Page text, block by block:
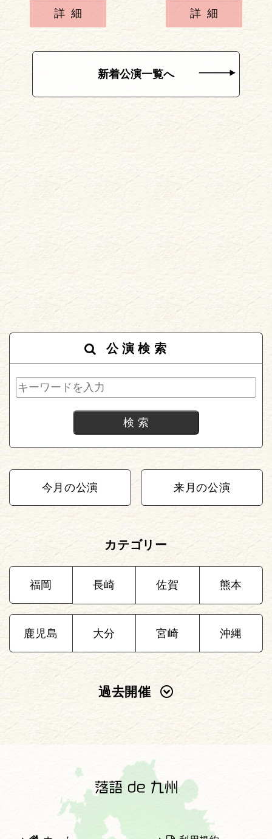
詳細 詳細
新着公演一覧へ
公演検索
今月の公演 来月の公演
カテゴリー
福岡 長崎 佐賀 熊本
鹿児島 大分 宮崎 沖縄
過去開催
2025年
2022年
2021年 2020年